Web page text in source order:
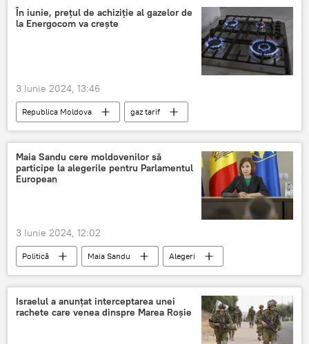
În iunie, prețul de achiziție al gazelor de
la Energocom va crește
3 Iunie 2024, 13:46
Republica Moldova
gaz tarif
Energocom
Moldova Gaz
Maia Sandu cere moldovenilor să
participe la alegerile pentru Parlamentul
European
3 Iunie 2024, 12:02
Politică Maia Sandu
Alegeri
UE
Israelul a anunțat interceptarea unei
rachete care venea dinspre Marea Roșie